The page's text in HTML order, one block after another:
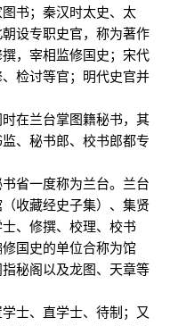
书；秦汉时太史、太
设专职史官，称为著作
，宰相监修国史；宋代
检讨等官；明代史官并
在兰台掌图籍秘书，其
、秘书郎、校书郎都专
省一度称为兰台。兰台
收藏经史子集）、集贤
、修撰、校理、校书
国史的单位合称为馆
秘阁以及龙图、天章等
士、直学士、待制；又